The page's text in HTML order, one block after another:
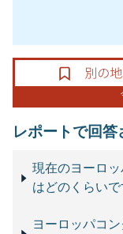
レポートで回
現在のヨーロ
はどのくらいで
ヨーロッパコ